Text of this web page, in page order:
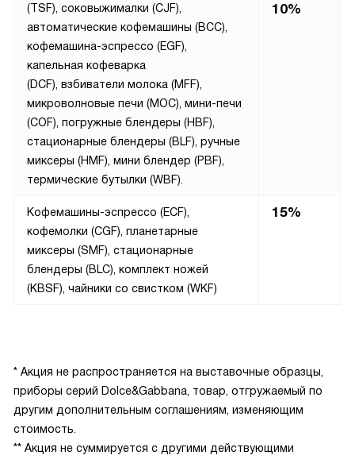
(TSF), соковыжималки (CJF),
автоматические кофемашины (BCC),
кофемашина-эспрессо (EGF),
капельная кофеварка
(DCF), взбиватели молока (MFF),
микроволновые печи (MOC), мини-печи
(COF), погружные блендеры (HBF),
стационарные блендеры (BLF), ручные
миксеры (HMF), мини блендер (PBF),
термические бутылки (WBF).
10%
Кофемашины-эспрессо (ECF),
кофемолки (CGF), планетарные
миксеры (SMF), стационарные
блендеры (BLC), комплект ножей
(KBSF), чайники со свистком (WKF)
15%
* Акция не распространяется на выставочные образцы,
приборы серий Dolce&Gabbana, товар, отгружаемый по
другим дополнительным соглашениям, изменяющим
стоимость.
** Акция не суммируется с другими действующими